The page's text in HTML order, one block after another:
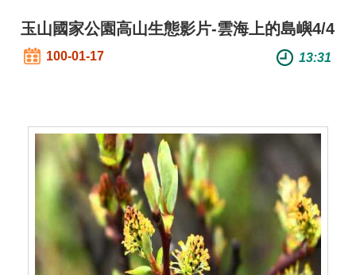
玉山國家公園高山生態影片-雲海上的島嶼4/4
100-01-17 13:31